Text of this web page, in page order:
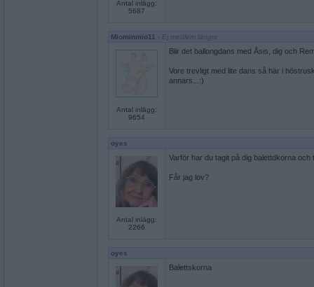
Antal inlägg:
5687
Miominmio11 - Ej medlem längre
Antal inlägg:
9654
Blir det ballongdans med Åsis, dig och
Vore trevligt med lite dans så här i
annars...:)
oyes
Antal inlägg:
2266
Varför har du tagit på dig balettdkorna och
Får jag lov?
oyes
Balettskorna